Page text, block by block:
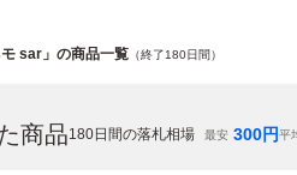
モ sar」の商品一覧 （終了180日間）
商品180日間の落札相場 最安 300円平